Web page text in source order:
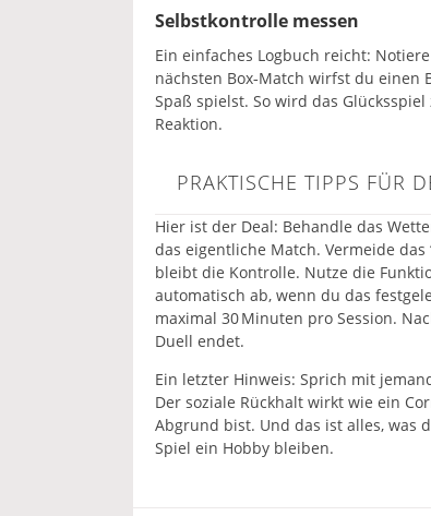
Selbstkontrolle messen
Ein einfaches Logbuch reicht:
nächsten Box‑Match wirfst du einen
Spaß spielst. So wird das
Reaktion.
PRAKTISCHE TIPPS FÜR
Hier ist der Deal: Behandle das
das eigentliche Match. Vermeide das
bleibt die Kontrolle. Nutze die
automatisch ab, wenn du das
maximal 30 Minuten pro Session.
Duell endet.
Ein letzter Hinweis: Sprich mit
Der soziale Rückhalt wirkt wie ein
Abgrund bist. Und das ist alles, was
Spiel ein Hobby bleiben.